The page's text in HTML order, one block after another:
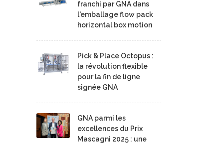
franchi par GNA dans
l'emballage flow pack
horizontal box motion
Pick & Place Octopus :
la révolution flexible
pour la fin de ligne
signée GNA
GNA parmi les
excellences du Prix
Mascagni 2025 : une